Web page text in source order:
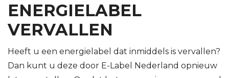
ENERGIELABEL
VERVALLEN
Heeft u een energielabel dat inmiddels is vervallen?
Dan kunt u deze door E-Label Nederland opnieuw